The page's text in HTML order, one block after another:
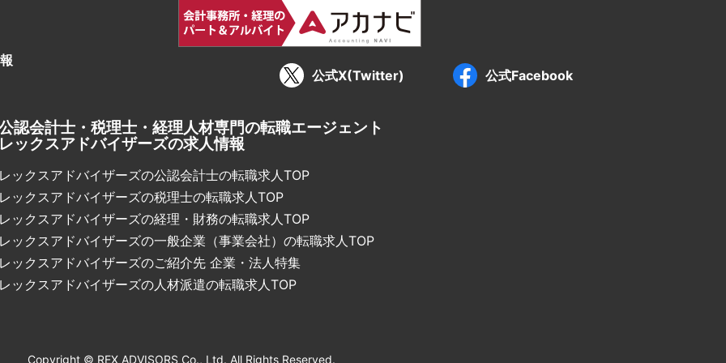
公式X(Twitter)
公式Facebook
認会計士・税理士・経理人材専門の転職エージェント
ックスアドバイザーズの求人情報
ックスアドバイザーズの公認会計士の転職求人TOP
ックスアドバイザーズの税理士の転職求人TOP
ックスアドバイザーズの経理・財務の転職求人TOP
ックスアドバイザーズの一般企業（事業会社）の転職求人TOP
ックスアドバイザーズのご紹介先 企業・法人特集
ックスアドバイザーズの人材派遣の転職求人TOP
Copyright © REX ADVISORS Co., Ltd. All Rights Reserved.